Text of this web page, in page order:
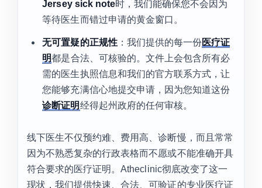
Jersey sick note时，我们能确保您不会因为
等待医生而错过申请的黄金窗口。
无可置疑的正规性：我们提供的每一份医疗证
明都是合法、可核验的。文件上会包含所有必
需的医生执照信息和我们的官方联系方式，让
您能够充满信心地提交申请，因为您知道这份
诊断证明经得起州政府的任何审核。
线下医生不仅预约难、费用高、诊断慢，而且常常
因为不熟悉复杂的行政表格而不愿或不能准确开具
符合要求的医疗证明。Atheclinic彻底改变了这一
现状，我们提供快速、合法、可验证的专业医疗证